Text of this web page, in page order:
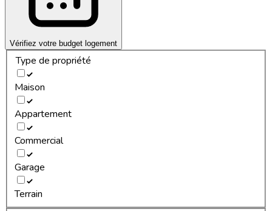
Vérifiez votre budget logement
Type de propriété
Maison
Appartement
Commercial
Garage
Terrain